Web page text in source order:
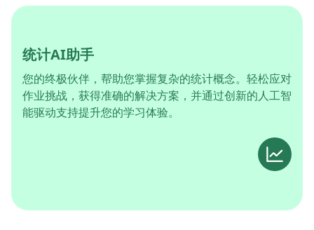
统计AI助手
您的终极伙伴，帮助您掌握复杂的统计概念。轻松应对
作业挑战，获得准确的解决方案，并通过创新的人工智
能驱动支持提升您的学习体验。